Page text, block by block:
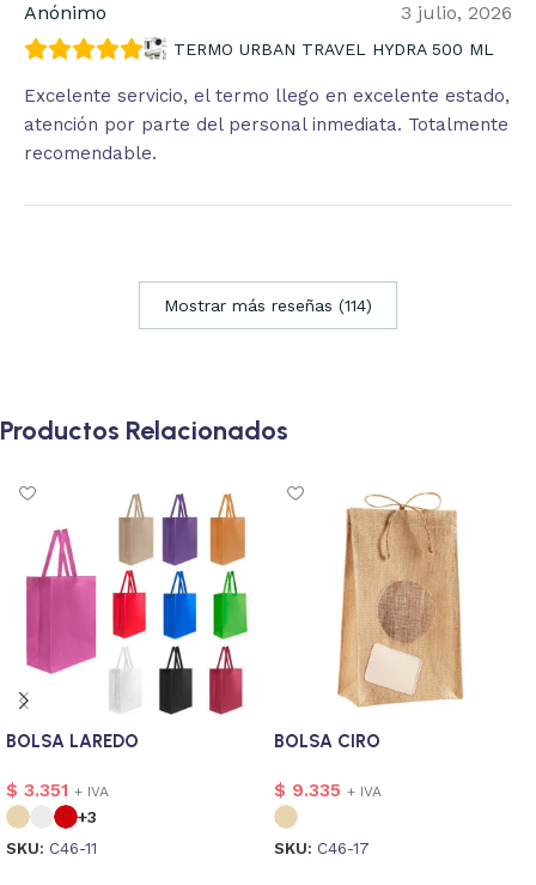
Anónimo 3 julio, 2026
TERMO URBAN TRAVEL HYDRA 500 ML
Excelente servicio, el termo llego en excelente estado,
atención por parte del personal inmediata. Totalmente
recomendable.
Mostrar más reseñas (114)
Productos Relacionados
BOLSA LAREDO
$ 3.351 + IVA
+3
SKU: C46-11
BOLSA CIRO
$ 9.335 + IVA
SKU: C46-17